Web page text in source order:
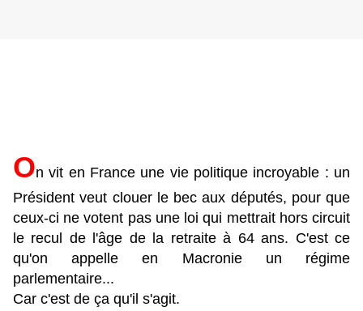
On vit en France une vie politique incroyable : un
Président veut clouer le bec aux députés, pour que
ceux-ci ne votent pas une loi qui mettrait hors circuit
le recul de l'âge de la retraite à 64 ans. C'est ce
qu'on appelle en Macronie un régime
parlementaire...
Car c'est de ça qu'il s'agit.